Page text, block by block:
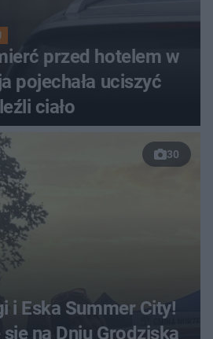
przed hotelem w
pojechała uciszyć
ciało
30
i Eska Summer City!
na Dniu Grodziska